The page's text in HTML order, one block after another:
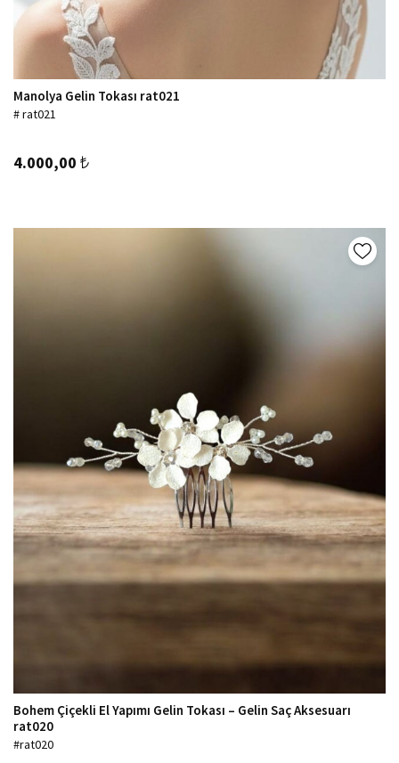
Manolya Gelin Tokası rat021
# rat021
4.000,00
Bohem Çiçekli El Yapımı Gelin Tokası – Gelin Saç Aksesuarı
rat020
#rat020